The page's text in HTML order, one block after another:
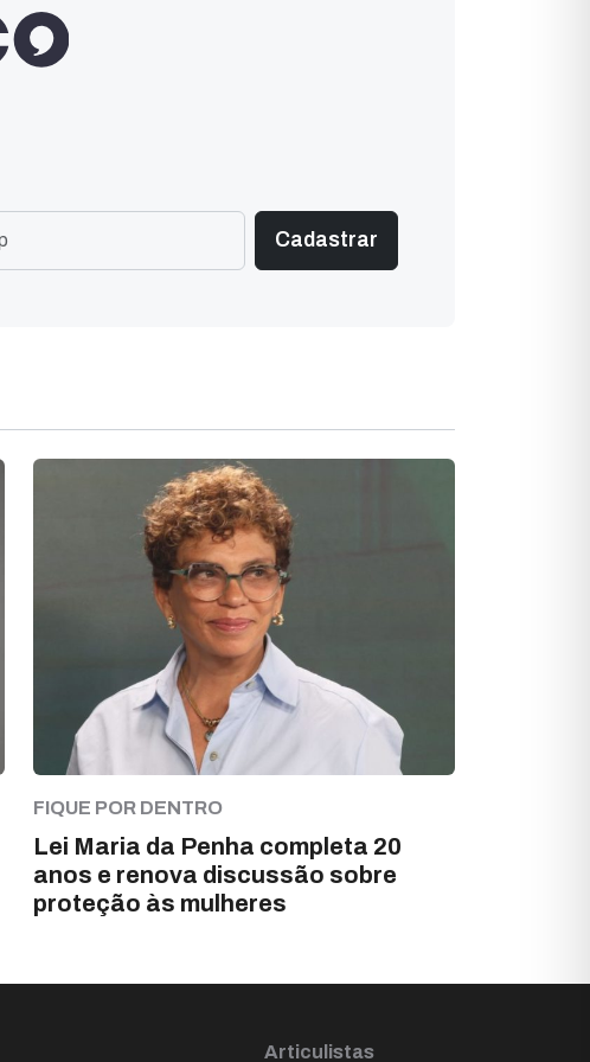
FIQUE POR DENTRO
Lei Maria da Penha completa 20
anos e renova discussão sobre
proteção às mulheres
Articulistas